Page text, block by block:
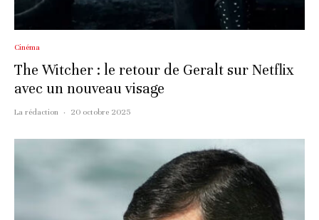
Cinéma
The Witcher : le retour de Geralt sur Netflix
avec un nouveau visage
La rédaction · 20 octobre 2025